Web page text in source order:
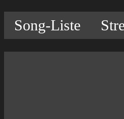
Song-Liste